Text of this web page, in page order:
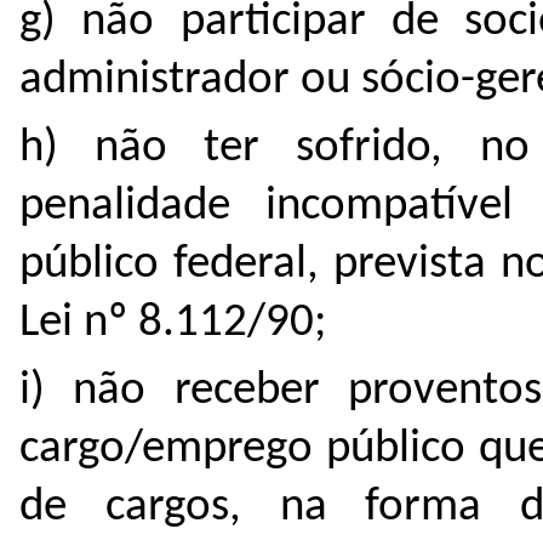
g) não participar de
administrador ou sócio-
h) não ter sofrido, no
penalidade
público federal, prevista
Lei nº 8.112/90;
i) não receber
cargo/emprego público
de cargos, na forma